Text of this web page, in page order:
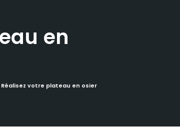
en
Réalisez votre plateau en osier blanc